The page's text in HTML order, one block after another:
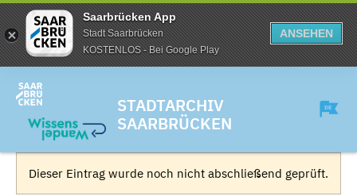
Saarbrücken App
Stadt Saarbrücken
KOSTENLOS - Bei Google Play
ANSEHEN
STADTARCHIV
SAARBRÜCKEN
Dieser Eintrag wurde noch nicht abschließend geprüft.